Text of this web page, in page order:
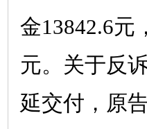
金13842.6元
元。关于反
延交付，原